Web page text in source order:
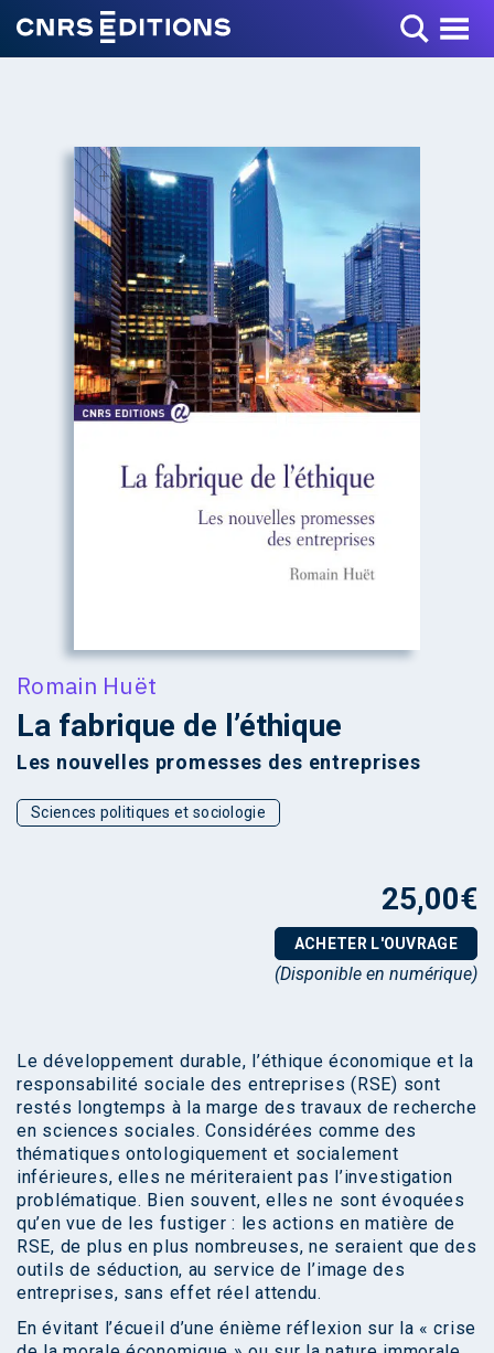
Toggle Menu
+
Romain Huët
La fabrique de l’éthique
Les nouvelles promesses des entreprises
Sciences politiques et sociologie
25,00€
ACHETER L'OUVRAGE
(Disponible en numérique)
Le développement durable, l’éthique économique et la
responsabilité sociale des entreprises (RSE) sont
restés longtemps à la marge des travaux de recherche
en sciences sociales. Considérées comme des
thématiques ontologiquement et socialement
inférieures, elles ne mériteraient pas l’investigation
problématique. Bien souvent, elles ne sont évoquées
qu’en vue de les fustiger : les actions en matière de
RSE, de plus en plus nombreuses, ne seraient que des
outils de séduction, au service de l’image des
entreprises, sans effet réel attendu.
En évitant l’écueil d’une énième réflexion sur la « crise